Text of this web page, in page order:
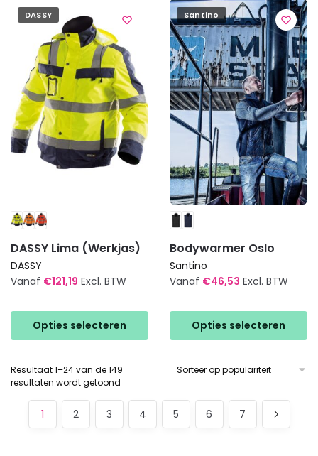
variaties.
Deze
gekozen
worden
op
de
productpagina
Deze
optie
kan
gekozen
worden
op
de
productpagina
DASSY
DASSY Lima (Werkjas)
DASSY
Vanaf €121,19 Excl. BTW
Opties selecteren
product
heeft
variaties.
Deze
Santino
Bodywarmer Oslo
Santino
Vanaf €46,53 Excl. BTW
Opties selecteren
product
heeft
variaties.
optie
kan
Resultaat 1–24 van de 149
resultaten wordt getoond
1 2 3 4 5 6 7